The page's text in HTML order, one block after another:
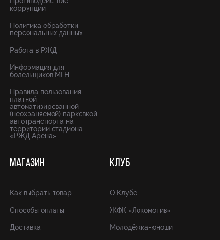
коррупции
Политика обработки
персональных данных
Работа в РЖД
Информация для
болельщиков МГН
Правила пользования
платной
автоматизированной
(неохраняемой) парковкой
автотранспорта на
территории стадиона
«РЖД Арена»
МАГАЗИН
Как выбрать товар
Способы оплаты
Доставка
КЛУБ
О Клубе
ЖФК «Локомотив»
Молодёжка-юноши